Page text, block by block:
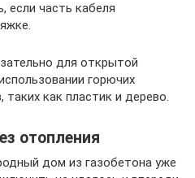
если часть кабеля
для открытой
горючих
как пластик и дерево.
отопления
дом из газобетона уже